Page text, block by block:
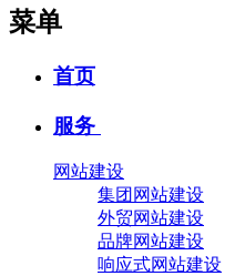
菜单
首页
服务
网站建设
集团网站建设
外贸网站建设
品牌网站建设
响应式网站建设